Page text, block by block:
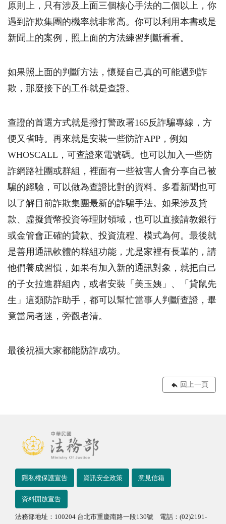
原則上，只有涉及上面三個核心手法的二個以上，你
遇到詐欺集團的機率就非常高。你可以利用本書或是
新聞上的案例，照上面的方法練習判斷看看。
如果照上面的判斷方法，懷疑自己真的可能遇到詐
欺，那麼接下的工作就是查證。
查證的首選方式就是撥打警政署165反詐騙專線，方
便又省時。再來就是安裝一些防詐APP ，例如
WHOSCALL ，可查證來電號碼。也可以加入一些防
詐網路社團或群組，裡面有一些被害人會分享自己被
騙的經驗，可以做為查證比對的資料。多看新聞也可
以了解目前詐欺集團最新的詐騙手法。如果涉及貸
款、虛擬貨幣投資等理財領域，也可以直接請教銀行
或金管會正確的貸款、投資流程、模式為何。最後就
是善用通訊軟體的群組功能，尤是家裡有長輩的，請
他們養成習慣，如果有加入新的通訊對象，就把自己
的子女拉進群組內，或者安裝「美玉姨」、「貸鼠先
生」這類防詐助手，都可以幫忙當事人判斷查證，畢
竟當局者迷，旁觀者清。
最後祝福大家都能防詐成功。
回上一頁
隱私權保護宣告 資訊安全政策 意見信箱
資料開放宣告
法務部地址：100204 台北市重慶南路一段130號 電話：(02)2191-